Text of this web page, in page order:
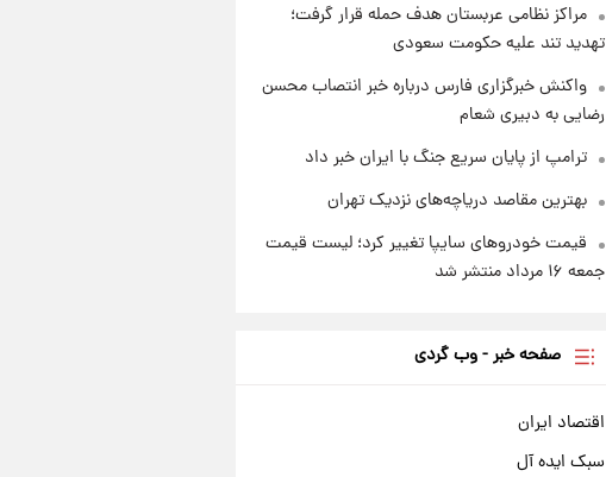
مراکز نظامی عربستان هدف حمله قرار گرفت؛
تهدید تند علیه حکومت سعودی
واکنش خبرگزاری فارس درباره خبر انتصاب محسن
رضایی به دبیری شعام
ترامپ از پایان سریع جنگ با ایران خبر داد
بهترین مقاصد دریاچه‌های نزدیک تهران
قیمت خودروهای سایپا تغییر کرد؛ لیست قیمت
جمعه ۱۶ مرداد منتشر شد
صفحه خبر - وب گردی
اقتصاد ایران
سبک ایده آل